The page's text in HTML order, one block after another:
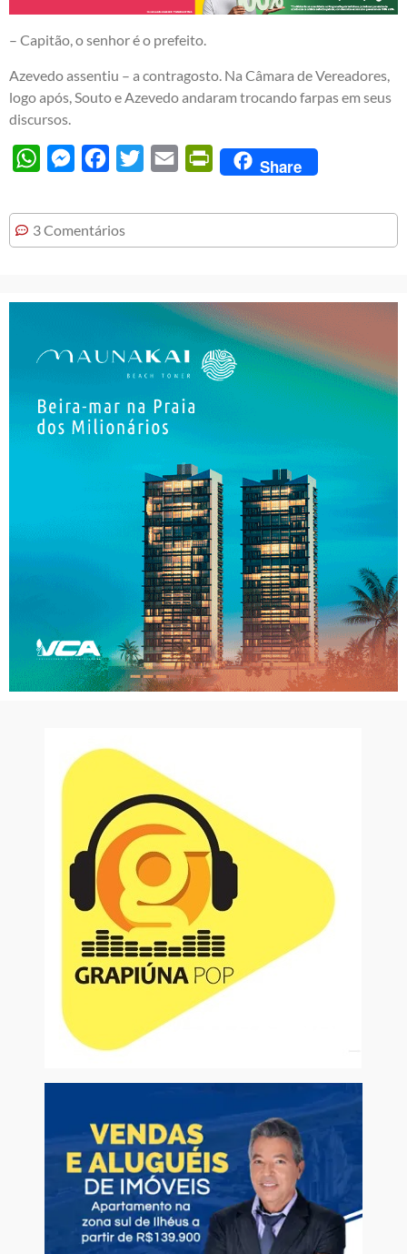
– Capitão, o senhor é o prefeito.
Azevedo assentiu – a contragosto. Na Câmara de Vereadores,
logo após, Souto e Azevedo andaram trocando farpas em seus
discursos.
WhatsAppMessengerFacebook
Twitter Email PrintFriendly
Share
3 Comentários